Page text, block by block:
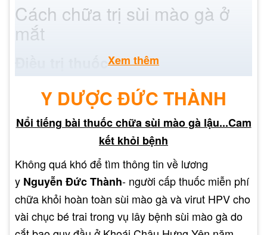
Cách chữa trị sùi mào gà ở
mắt
Việc điều trị sùi mào gà ở mắt thường được thực
hiện bằng cách sử dụng thuốc. Thuốc có thể
được bôi trực tiếp lên các tổn thương hoặc được
uống để tăng cường hệ miễn dịch và giảm thiểu
Xem thêm
Y DƯỢC ĐỨC THÀNH
Nổi tiếng bài thuốc chữa sùi mào gà lậu...Cam
kết khỏi bệnh
Không quá khó để tìm thông tin về lương
y Nguyễn Đức Thành- người cấp thuốc miễn phí
chữa khỏi hoàn toàn sùi mào gà và virut HPV cho
vài chục bé trai trong vụ lây bệnh sùi mào gà do